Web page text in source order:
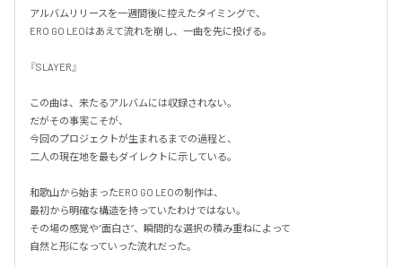
アルバムリリースを一週間後に控えたタイミングで、
ERO GO LEOはあえて流れを崩し、一曲を先に投げる。
『SLAYER』
この曲は、来たるアルバムには収録されない。
だがその事実こそが、
今回のプロジェクトが生まれるまでの過程と、
二人の現在地を最もダイレクトに示している。
和歌山から始まったERO GO LEOの制作は、
最初から明確な構造を持っていたわけではない。
その場の感覚や“面白さ”、瞬間的な選択の積み重ねによって
自然と形になっていった流れだった。